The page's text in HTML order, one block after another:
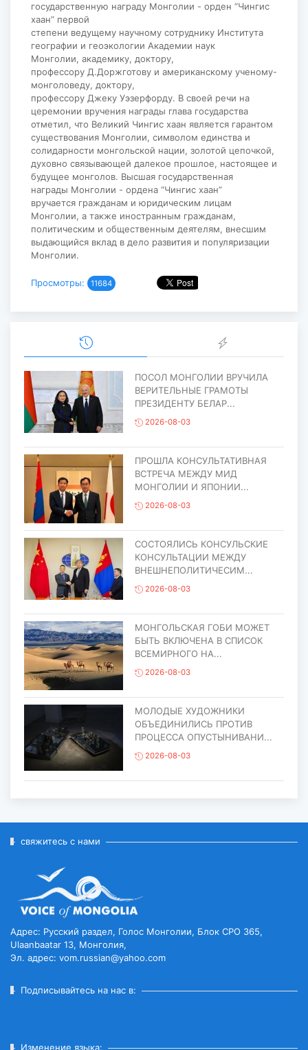
государственную награду Монголии - орден “Чингис
хаан” первой
степени ведущему научному сотруднику Института
географии и геоэкологии Академии наук
Монголии, академику, доктору,
профессору Д.Доржготову и американскому ученому-
монголоведу, доктору,
профессору Джеку Уэзерфорду. В своей речи на
церемонии вручения награды глава государства
отметил, что Великий Чингис хаан является гарантом
существования Монголии, символом единства и
солидарности монгольской нации, золотой цепочкой,
духовно связывающей далекое прошлое, настоящее и
будущее монголов. Высшая государственная
награды Монголии - ордена “Чингис хаан”
вручается гражданам и юридическим лицам
Монголии, а также иностранным гражданам,
политическим и общественным деятелям, внесшим
выдающийся вклад в дело развития и популяризации
Монголии.
Просмотры: 11684
ПОСОЛ МОНГОЛИИ ВРУЧИЛА
ВЕРИТЕЛЬНЫЕ ГРАМОТЫ
ПРЕЗИДЕНТУ БЕЛАР...
2026-08-03
ПРОШЛА КОНСУЛЬТАТИВНАЯ
ВСТРЕЧА МЕЖДУ МИД
МОНГОЛИИ И ЯПОНИИ...
2026-08-03
СОСТОЯЛИСЬ КОНСУЛЬСКИЕ
КОНСУЛЬТАЦИИ МЕЖДУ
ВНЕШНЕПОЛИТИЧЕСИМ...
2026-08-03
МОНГОЛЬСКАЯ ГОБИ МОЖЕТ
БЫТЬ ВКЛЮЧЕНА В СПИСОК
ВСЕМИРНОГО НА...
2026-08-03
МОЛОДЫЕ ХУДОЖНИКИ
ОБЪЕДИНИЛИСЬ ПРОТИВ
ПРОЦЕССА ОПУСТЫНИВАНИ...
2026-08-03
ВСЕМИРНОГО НАСЛЕД...
ЕГО ЮБИЛЕ...
ЧИСЛЕННОСТЬ ПОГОЛОВЬЯ
МИЛЛИОНОВ...
свяжитесь с нами
Адрес: Русский раздел, Голос Монголии, Блок CPO 365,
Ulaanbaatar 13, Монголия,
Эл. адрес: vom.russian@yahoo.com
Подписывайтесь на нас в:
Изменение языка: